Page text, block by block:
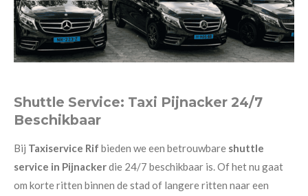
Shuttle Service: Taxi Pijnacker 24/7
Beschikbaar
Bij Taxiservice Rif bieden we een betrouwbare shuttle
service in Pijnackerdie 24/7 beschikbaar is. Of het nu gaat
om korte ritten binnen de stad of langere ritten naar een